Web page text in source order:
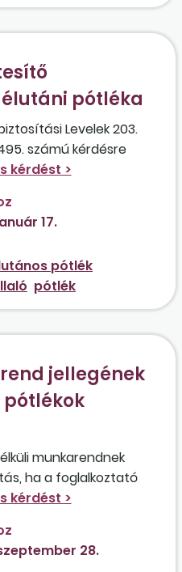
pótléka
Levelek 203.
számú kérdésre
kérdezem,
8-16 óra között
másik dolgozót
utáni műszakban,
abban a
17.
pótlék
pótlék
jellegének
munkarendnek
ha a foglalkoztató
5.00 órától este
dolgozók két
órától 13.30 óráig,
melyből 30 perc a
28.